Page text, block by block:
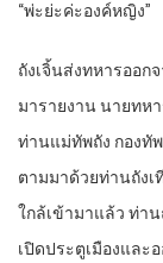
“พ่ะย่ะค่ะองค์หญิง”
ถังเจิ้นส่งทหารออก
มารายงาน นายทห
ท่านแม่ทัพถัง กองทั
ตามมาด้วยท่านถัง
ใกล้เข้ามาแล้ว ท่า
เปิดประตูเมืองและ